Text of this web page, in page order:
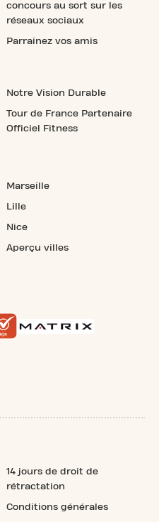
concours au sort sur les
réseaux sociaux
Parrainez vos amis
Notre Vision Durable
Tour de France Partenaire
Officiel Fitness
Marseille
Lille
Nice
Aperçu villes
14 jours de droit de
rétractation
Conditions générales